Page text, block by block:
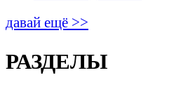
давай ещё >>
РАЗДЕЛЫ